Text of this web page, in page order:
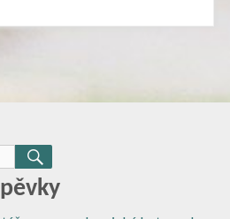
SEARCH